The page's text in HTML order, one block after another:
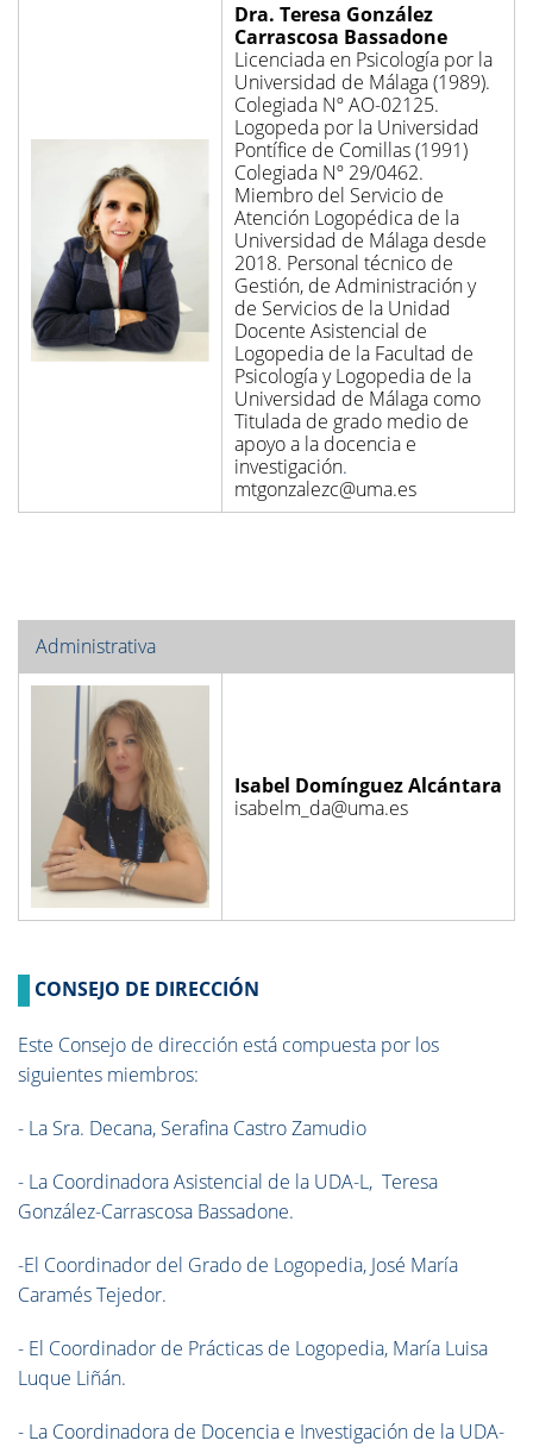
Dra. Teresa González
Carrascosa Bassadone
Licenciada en Psicología por la
Universidad de Málaga (1989).
Colegiada Nº AO-02125.
Logopeda por la Universidad
Pontífice de Comillas (1991)
Colegiada Nº 29/0462.
Miembro del Servicio de
Atención Logopédica de la
Universidad de Málaga desde
2018. Personal técnico de
Gestión, de Administración y
de Servicios de la Unidad
Docente Asistencial de
Logopedia de la Facultad de
Psicología y Logopedia de la
Universidad de Málaga como
Titulada de grado medio de
apoyo a la docencia e
investigación.
mtgonzalezc@uma.es
Administrativa
Isabel Domínguez Alcántara
isabelm_da@uma.es
CONSEJO DE DIRECCIÓN
Este Consejo de dirección está compuesta por los
siguientes miembros:
- La Sra. Decana, Serafina Castro Zamudio
- La Coordinadora Asistencial de la UDA-L, Teresa
González-Carrascosa Bassadone.
-El Coordinador del Grado de Logopedia, José María
Caramés Tejedor.
- El Coordinador de Prácticas de Logopedia, María Luisa
Luque Liñán.
- La Coordinadora de Docencia e Investigación de la UDA-